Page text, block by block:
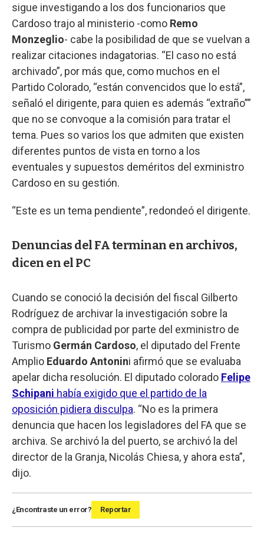
sigue investigando a los dos funcionarios que
Cardoso trajo al ministerio -como Remo
Monzeglio- cabe la posibilidad de que se vuelvan a
realizar citaciones indagatorias. “El caso no está
archivado”, por más que, como muchos en el
Partido Colorado, “están convencidos que lo está”,
señaló el dirigente, para quien es además “extraño””
que no se convoque a la comisión para tratar el
tema. Pues so varios los que admiten que existen
diferentes puntos de vista en torno a los
eventuales y supuestos deméritos del exministro
Cardoso en su gestión.
“Este es un tema pendiente”, redondeó el dirigente.
Denuncias del FA terminan en archivos,
dicen en el PC
Cuando se conoció la decisión del fiscal Gilberto
Rodríguez de archivar la investigación sobre la
compra de publicidad por parte del exministro de
Turismo Germán Cardoso, el diputado del Frente
Amplio Eduardo Antonini afirmó que se evaluaba
apelar dicha resolución. El diputado colorado Felipe
Schipani había exigido que el partido de la
oposición pidiera disculpa. “No es la primera
denuncia que hacen los legisladores del FA que se
archiva. Se archivó la del puerto, se archivó la del
director de la Granja, Nicolás Chiesa, y ahora esta”,
dijo.
¿Encontraste un error? Reportar